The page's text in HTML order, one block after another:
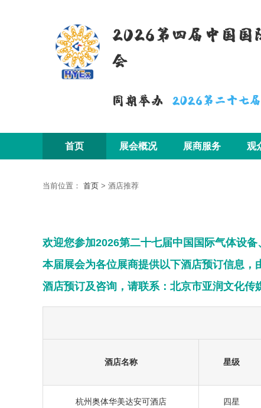
2026第四届中国国
会
同期举办 2026第二十七
首页 展会概况 展商服务 观
当前位置： 首页 > 酒店推荐
欢迎您参加2026第二十七届中国国际气体设备
本届展会为各位展商提供以下酒店预订信息，
酒店预订及咨询，请联系： 北京市亚润文化传
酒店名称 星级
杭州奥体华美达安可酒店 四星